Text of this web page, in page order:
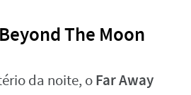
The Moon
da noite, oFar Away